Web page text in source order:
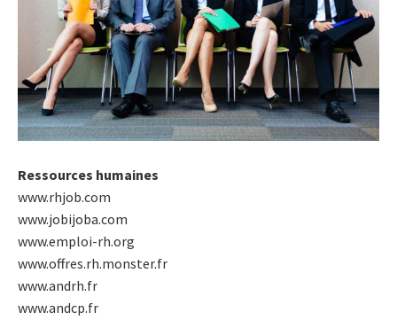
Ressources humaines
www.rhjob.com
www.jobijoba.com
www.emploi-rh.org
www.offres.rh.monster.fr
www.andrh.fr
www.andcp.fr